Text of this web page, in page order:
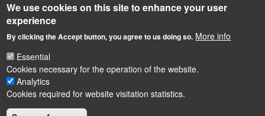
Attachment
Környezeti hatásvizsgálati és az egységes
környezethasználati engedélyezési eljárásról.pdf
116.37
LÁBLÉC
Impressum
We use cookies on this site to enhance your user
experience
By clicking the Accept button, you agree to us doing so. More info
Essential
Cookies necessary for the operation of the website.
Analytics
Cookies required for website visitation statistics.